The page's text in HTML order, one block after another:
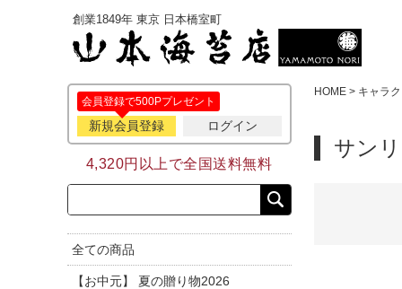
創業1849年 東京 日本橋室町
会員登録で500Pプレゼント
新規会員登録 ログイン
4,320円以上で全国送料無料
全ての商品
【お中元】 夏の贈り物2026
HOME キャラ
サン